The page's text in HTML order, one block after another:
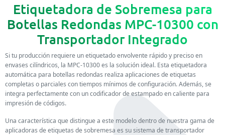
Etiquetadora de Sobremesa para
Botellas Redondas MPC-10300 con
Transportador Integrado
Si tu producción requiere un etiquetado envolvente rápido y preciso en
envases cilíndricos, la MPC-10300 es la solución ideal. Esta etiquetadora
automática para botellas redondas realiza aplicaciones de etiquetas
completas o parciales con tiempos mínimos de configuración. Además, se
integra perfectamente con un codificador de estampado en caliente para
impresión de códigos.
Una característica que distingue a este modelo dentro de nuestra gama de
aplicadoras de etiquetas de sobremesa es su sistema de transportador